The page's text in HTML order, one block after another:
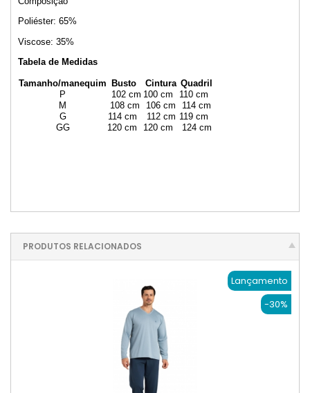
Poliéster: 65%
Viscose: 35%
Tabela de Medidas
Tamanho/manequim Busto Cintura Quadril
P
102 cm 100 cm
110 cm
M
108 cm 106 cm
114 cm
G
114 cm 112 cm 119 cm
GG
120 cm 120 cm 124 cm
PRODUTOS RELACIONADOS
Lançamento
-30%